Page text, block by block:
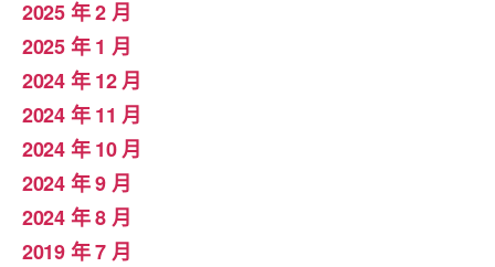
2025 年 2 月
2025 年 1 月
2024 年 12 月
2024 年 11 月
2024 年 10 月
2024 年 9 月
2024 年 8 月
2019 年 7 月